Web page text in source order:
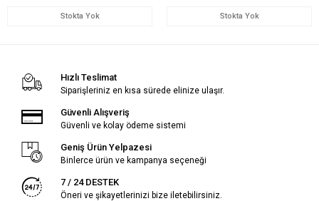
Stokta Yok Stokta Yok
Hızlı Teslimat
Siparişleriniz en kısa sürede elinize ulaşır.
Güvenli Alışveriş
Güvenli ve kolay ödeme sistemi
Geniş Ürün Yelpazesi
Binlerce ürün ve kampanya seçeneği
7 / 24 DESTEK
Öneri ve şikayetlerinizi bize iletebilirsiniz.